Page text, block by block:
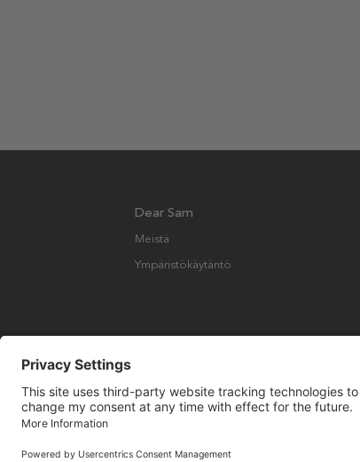
Dear Sam
Meistä
Ympäristökäytäntö